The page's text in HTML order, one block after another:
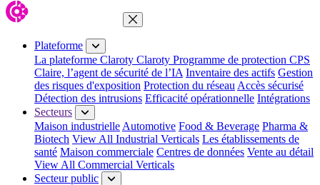
Fermer le menu
Plateforme
La plateforme Claroty Claroty Programme de protection CPS
Claire, l’agent de sécurité de l’IA Inventaire des actifs Gestion
des risques d'exposition Protection du réseau Accès sécurisé
Détection des intrusions Efficacité opérationnelle Intégrations
Secteurs
Maison industrielle Automotive Food & Beverage Pharma &
Biotech View All Industrial Verticals Les établissements de
santé Maison commerciale Centres de données Vente au détail
View All Commercial Verticals
Secteur public